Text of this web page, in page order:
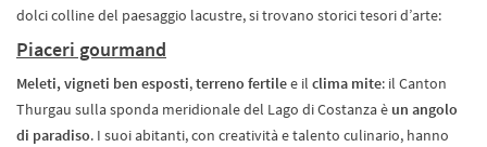
dolci colline del paesaggio lacustre, si trovano storici tesori d’arte:
Piaceri gourmand
Meleti, vigneti ben esposti,terreno fertilee il clima mite: il Canton
Thurgau sulla sponda meridionale del Lago di Costanza è un angolo
di paradiso. I suoi abitanti, con creatività e talento culinario, hanno